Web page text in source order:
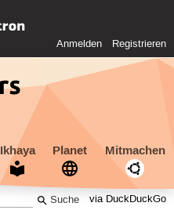
Anmelden Registrieren
Ikhaya Planet Mitmachen
via DuckDuckGo